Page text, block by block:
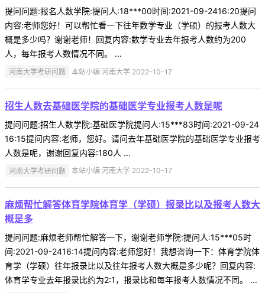
提问问题:报名人数学院:提问人:18***00时间:2021-09-2416:20提问
内容:老师您好！可以帮忙看一下往年数学专业（学硕）的报考人数大
概是多少吗？谢谢老师！回复内容:数学专业去年报考人数约为200
人，每年报考人数情况不同。 ...
河南大学考研问题 本站小编 河南大学 2022-10-17
招生人数去基础医学院的基础医学专业报考人数是呢
提问问题:招生人数学院:基础医学院提问人:15***83时间:2021-09-24
16:15提问内容:老师，您好。请问去年基础医学院的基础医学专业报考
人数是呢，谢谢回复内容:180人 ...
河南大学考研问题 本站小编 河南大学 2022-10-17
麻烦帮忙解答体育学院体育学（学硕）报录比以及报考人数大
概是多
提问问题:麻烦老师帮忙解答一下，谢谢老师学院:提问人:15***05时
间:2021-09-2416:14提问内容:老师您好！我想咨询一下：体育学院体
育学（学硕）往年报录比以及往年报考人数大概是多少呢？回复内容:
体育学专业去年报录比约为2:1，报录比和每年报考人数情况不同。 ...